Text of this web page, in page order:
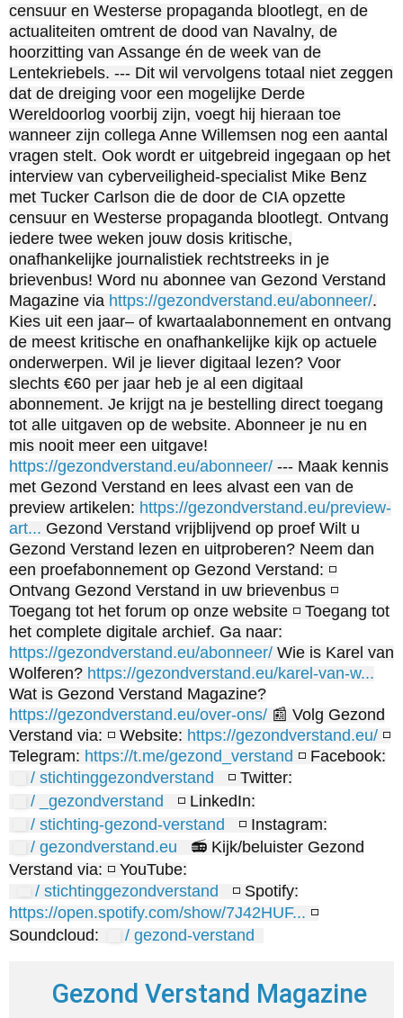
censuur en Westerse propaganda blootlegt, en de
actualiteiten omtrent de dood van Navalny, de
hoorzitting van Assange én de week van de
Lentekriebels. --- Dit wil vervolgens totaal niet zeggen
dat de dreiging voor een mogelijke Derde
Wereldoorlog voorbij zijn, voegt hij hieraan toe
wanneer zijn collega Anne Willemsen nog een aantal
vragen stelt. Ook wordt er uitgebreid ingegaan op het
interview van cyberveiligheid-specialist Mike Benz
met Tucker Carlson die de door de CIA opzette
censuur en Westerse propaganda blootlegt. Ontvang
iedere twee weken jouw dosis kritische,
onafhankelijke journalistiek rechtstreeks in je
brievenbus! Word nu abonnee van Gezond Verstand
Magazine via https://gezondverstand.eu/abonneer/.
Kies uit een jaar– of kwartaalabonnement en ontvang
de meest kritische en onafhankelijke kijk op actuele
onderwerpen. Wil je liever digitaal lezen? Voor
slechts €60 per jaar heb je al een digitaal
abonnement. Je krijgt na je bestelling direct toegang
tot alle uitgaven op de website. Abonneer je nu en
mis nooit meer een uitgave!
https://gezondverstand.eu/abonneer/ --- Maak kennis
met Gezond Verstand en lees alvast een van de
preview artikelen: https://gezondverstand.eu/preview-
art... Gezond Verstand vrijblijvend op proef Wilt u
Gezond Verstand lezen en uitproberen? Neem dan
een proefabonnement op Gezond Verstand: ◽
Ontvang Gezond Verstand in uw brievenbus ◽
Toegang tot het forum op onze website ◽ Toegang tot
het complete digitale archief. Ga naar:
https://gezondverstand.eu/abonneer/ Wie is Karel van
Wolferen? https://gezondverstand.eu/karel-van-w...
Wat is Gezond Verstand Magazine?
https://gezondverstand.eu/over-ons/ 📰 Volg Gezond
Verstand via: ◽ Website: https://gezondverstand.eu/ ◽
Telegram: https://t.me/gezond_verstand ◽ Facebook:
/ stichtinggezondverstand
◽ Twitter:
/ _gezondverstand
◽ LinkedIn:
/ stichting-gezond-verstand
◽ Instagram:
/ gezondverstand.eu
📻 Kijk/beluister Gezond
Verstand via: ◽ YouTube:
/ stichtinggezondverstand
◽ Spotify:
https://open.spotify.com/show/7J42HUF... ◽
Soundcloud:
/ gezond-verstand
Gezond Verstand Magazine